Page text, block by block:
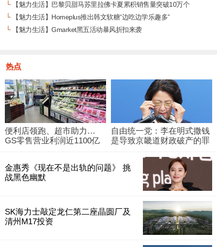
└【魅力生活】巴黎贝甜马苏里拉佛卡夏累积销售量突破10万个
└【魅力生活】Homeplus推出韩文软糖“边吃边学乐趣多”
└【魅力生活】Gmarket黑五活动暴风折扣来袭
热点
便利店领跑、超市助力…
GS零售营业利润近1100亿
自由统一党：李在明式撒钱
是导致京畿道财政破产的罪
金惠秀《现在不是出轨的问题》 挑
战黑色幽默
SK海力士敲定龙仁第二座晶圆厂及
清州M17投资